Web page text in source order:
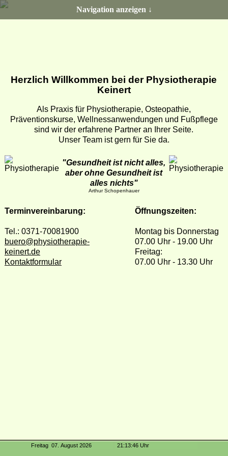
Navigation anzeigen ↓
Herzlich Willkommen bei der Physiotherapie
Keinert
Als Praxis für Physiotherapie, Osteopathie,
Präventionskurse, Wellnessanwendungen und Fußpflege
sind wir der erfahrene Partner an Ihrer Seite.
Unser Team ist gern für Sie da.
"Gesundheit ist nicht alles,
aber ohne Gesundheit ist
alles nichts"
Arthur Schopenhauer
Terminvereinbarung:
Tel.: 0371-70081900
buero@physiotherapie-
keinert.de
Kontaktformular
Öffnungszeiten:
Montag bis Donnerstag
07.00 Uhr - 19.00 Uhr
Freitag:
07.00 Uhr - 13.30 Uhr